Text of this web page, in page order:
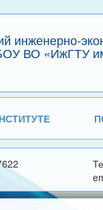
инженерно-
ВО «ИжГТУ